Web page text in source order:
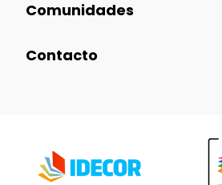
Comunidades
Contacto